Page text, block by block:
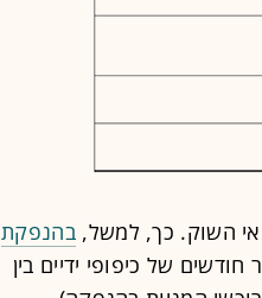
השוק. כך, למשל, בהנפקת
של כיפופי ידיים בין